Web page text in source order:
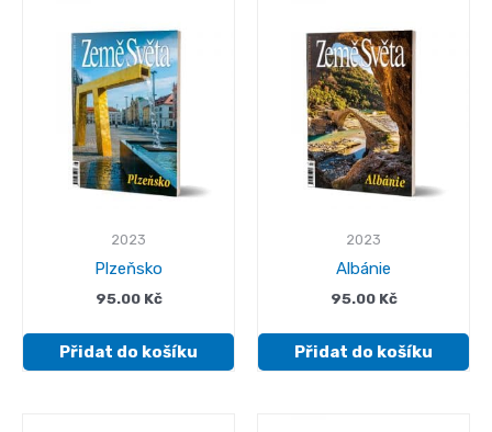
2023
Plzeňsko
95.00 Kč
Přidat do košíku
2023
Albánie
95.00 Kč
Přidat do košíku